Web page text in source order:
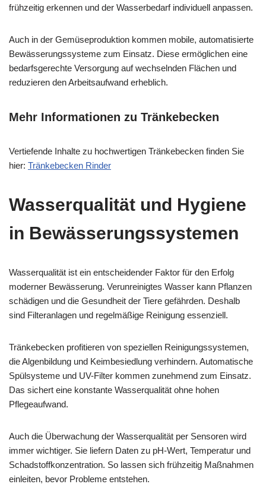
frühzeitig erkennen und der Wasserbedarf individuell anpassen.
Auch in der Gemüseproduktion kommen mobile, automatisierte
Bewässerungssysteme zum Einsatz. Diese ermöglichen eine
bedarfsgerechte Versorgung auf wechselnden Flächen und
reduzieren den Arbeitsaufwand erheblich.
Mehr Informationen zu Tränkebecken
Vertiefende Inhalte zu hochwertigen Tränkebecken finden Sie
hier: Tränkebecken Rinder
Wasserqualität und Hygiene
in Bewässerungssystemen
Wasserqualität ist ein entscheidender Faktor für den Erfolg
moderner Bewässerung. Verunreinigtes Wasser kann Pflanzen
schädigen und die Gesundheit der Tiere gefährden. Deshalb
sind Filteranlagen und regelmäßige Reinigung essenziell.
Tränkebecken profitieren von speziellen Reinigungssystemen,
die Algenbildung und Keimbesiedlung verhindern. Automatische
Spülsysteme und UV-Filter kommen zunehmend zum Einsatz.
Das sichert eine konstante Wasserqualität ohne hohen
Pflegeaufwand.
Auch die Überwachung der Wasserqualität per Sensoren wird
immer wichtiger. Sie liefern Daten zu pH-Wert, Temperatur und
Schadstoffkonzentration. So lassen sich frühzeitig Maßnahmen
einleiten, bevor Probleme entstehen.